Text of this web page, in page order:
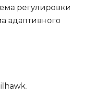
регулировки
адаптивного